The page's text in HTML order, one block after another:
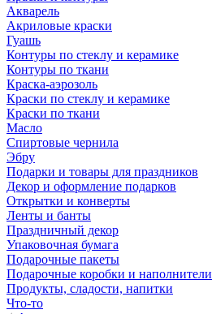
Акварель
Акриловые краски
Гуашь
Контуры по стеклу и керамике
Контуры по ткани
Краска-аэрозоль
Краски по стеклу и керамике
Краски по ткани
Масло
Спиртовые чернила
Эбру
Подарки и товары для праздников
Декор и оформление подарков
Открытки и конверты
Ленты и банты
Праздничный декор
Упаковочная бумага
Подарочные пакеты
Подарочные коробки и наполнители
Продукты, сладости, напитки
Что-то